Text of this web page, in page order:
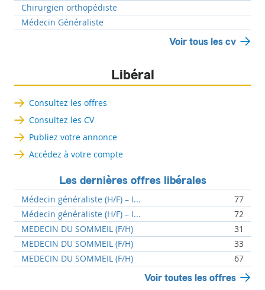
Chirurgien orthopédiste
Médecin Généraliste
Voir tous les cv
Libéral
Consultez les offres
Consultez les CV
Publiez votre annonce
Accédez à votre compte
Les dernières offres libérales
Médecin généraliste (H/F) – I...
77
Médecin généraliste (H/F) – I...
72
MEDECIN DU SOMMEIL (F/H)
31
MEDECIN DU SOMMEIL (F/H)
33
MEDECIN DU SOMMEIL (F/H)
67
Voir toutes les offres